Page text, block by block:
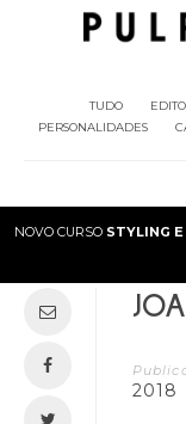
TUDO
PERSONALIDADES
NOVO CURSO STYLING
2018